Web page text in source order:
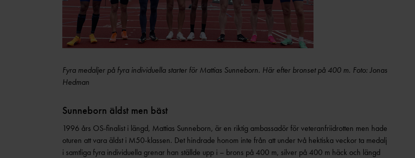
Fyra medaljer på fyra individuella starter för Mattias Sunneborn. Här efter bronset på 400 m. Foto: Jonas
Hedman
Sunneborn äldst men bäst
1996 års OS-finalist i längd, Mattias Sunneborn, är en riktig ambassadör för veteranfriidrotten men hade
oturen att vara äldst i M50-klassen. Det hindrade honom inte från att under två hektiska veckor ta medalj
i samtliga fyra individuella grenar han ställde upp i – brons på 400 m, silver på 400 m häck och längd